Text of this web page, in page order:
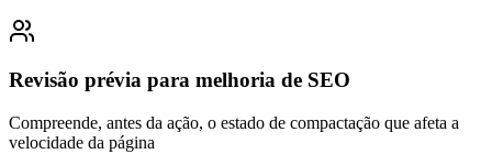
Revisão prévia para melhoria de SEO
Compreende, antes da ação, o estado de compactação que afeta a
velocidade da página